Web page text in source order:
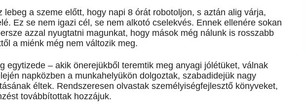
lebeg a szeme előtt, hogy napi 8 órát robotoljon, s aztán alig várja,
Ez se nem igazi cél, se nem alkotó cselekvés. Ennek ellenére sokan
azzal nyugtatni magunkat, hogy mások még nálunk is rosszabb
a miénk még nem változik meg.
egytizede – akik önerejükből teremtik meg anyagi jólétüket, válnak
napközben a munkahelyükön dolgoztak, szabadidejük nagy
éltek. Rendszeresen olvastak személyiségfejlesztő könyveket,
továbbítottak hozzájuk.